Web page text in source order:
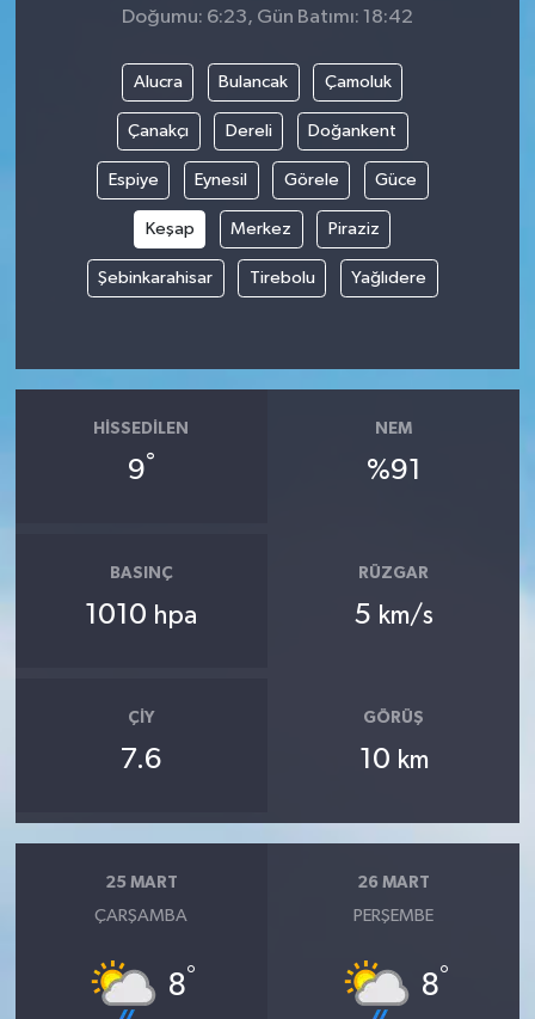
Doğumu: 6:23, Gün Batımı: 18:42
Alucra Bulancak Çamoluk
Çanakçı Dereli Doğankent
Espiye Eynesil Görele Güce
Keşap Merkez Piraziz
Şebinkarahisar Tirebolu Yağlıdere
HISSEDILEN
9°
NEM
%91
BASINÇ
1010 hpa
RÜZGAR
5 km/s
ÇIY
7.6
GÖRÜŞ
10 km
25 MART
ÇARŞAMBA
8°
26 MART
PERŞEMBE
8°